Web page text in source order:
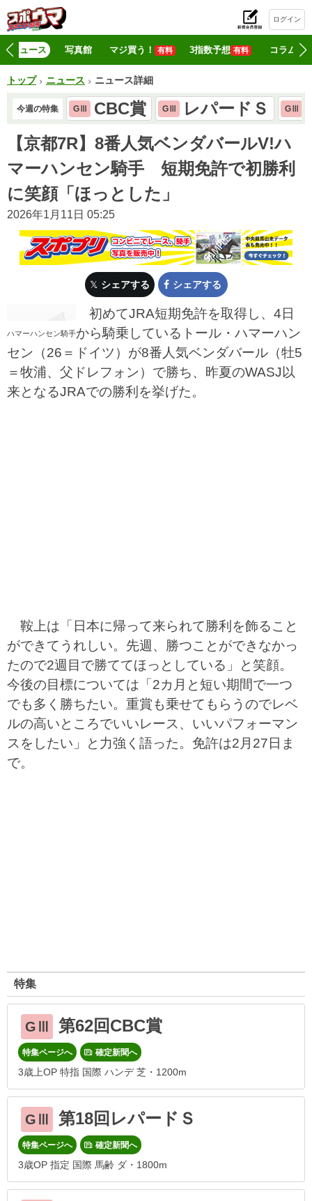
ログイン
ニュース 写真館 マジ買う！ 有料 3指数予想 有料 コラム
トップ ニュース ニュース詳細
今週の特集 GⅢ CBC賞 GⅢ レパードＳ GⅢ
【京都7R】8番人気ベンダバールV!ハ
マーハンセン騎手 短期免許で初勝利
に笑顔「ほっとした」
2026年1月11日 05:25
シェアする シェアする
ハマーハンセン騎手
初めてJRA短期免許を取得し、4日
から騎乗しているトール・ハマーハン
セン（26＝ドイツ）が8番人気ベンダバール（牡5
＝牧浦、父ドレフォン）で勝ち、昨夏のWASJ以
来となるJRAでの勝利を挙げた。
鞍上は「日本に帰って来られて勝利を飾ること
ができてうれしい。先週、勝つことができなかっ
たので2週目で勝ててほっとしている」と笑顔。
今後の目標については「2カ月と短い期間で一つ
でも多く勝ちたい。重賞も乗せてもらうのでレベ
ルの高いところでいいレース、いいパフォーマン
スをしたい」と力強く語った。免許は2月27日ま
で。
特集
GⅢ 第62回CBC賞
特集ページへ 確定新聞へ
3歳上OP 特指 国際 ハンデ 芝・1200m
GⅢ 第18回レパードＳ
特集ページへ 確定新聞へ
3歳OP 指定 国際 馬齢 ダ・1800m